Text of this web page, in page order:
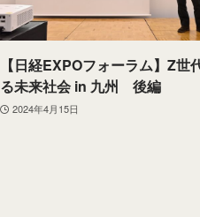
【日経EXPOフォーラム】Z世
る未来社会 in 九州 後編
2024年4月15日